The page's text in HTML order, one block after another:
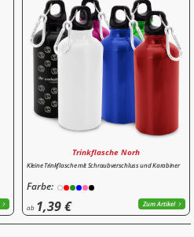
Trinkflasche Norh
Kleine Trinkflasche mit Schraubverschluss und Karabiner
Farbe:
ab 1,39 € Zum Artikel